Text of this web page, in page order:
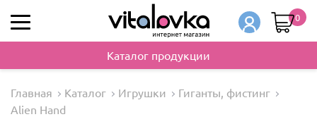
0
Каталог продукции
Главная Каталог Игрушки
Гиганты, фистинг
Alien Hand